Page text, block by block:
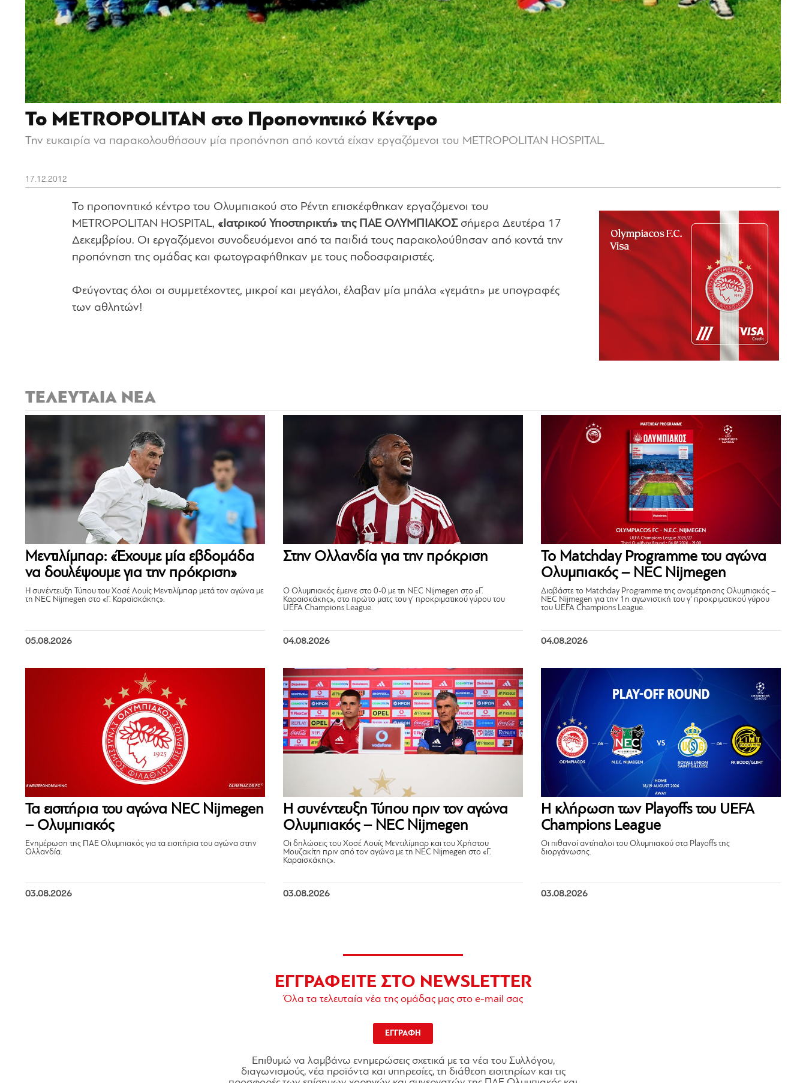
Το METROPOLITAN στο Προπονητικό Κέντρο
Την ευκαιρία να παρακολουθήσουν μία προπόνηση από κοντά είχαν εργαζόμενοι του ΜETROPOLITAN HOSPITAL.
17.12.2012
Το προπονητικό κέντρο του Ολυμπιακού στο Ρέντη επισκέφθηκαν εργαζόμενοι του
METROPOLITAN HOSPITAL, «Ιατρικού Υποστηρικτή» της ΠΑΕ ΟΛΥΜΠΙΑΚΟΣσήμερα Δευτέρα 17
Δεκεμβρίου. Οι εργαζόμενοι συνοδευόμενοι από τα παιδιά τους παρακολούθησαν από κοντά την
προπόνηση της ομάδας και φωτογραφήθηκαν με τους ποδοσφαιριστές.
Φεύγοντας όλοι οι συμμετέχοντες, μικροί και μεγάλοι, έλαβαν μία μπάλα «γεμάτη» με υπογραφές
των αθλητών!
ΤΕΛΕΥΤΑΙΑ ΝΕΑ
Μεντιλίμπαρ: «Έχουμε μία εβδομάδα
να δουλέψουμε για την πρόκριση»
Η συνέντευξη Τύπου του Χοσέ Λουίς Μεντιλίμπαρ μετά τον αγώνα με
τη NEC Nijmegen στο «Γ. Καραϊσκάκης».
05.08.2026
Στην Ολλανδία για την πρόκριση
Ο Ολυμπιακός έμεινε στο 0-0 με τη NEC Nijmegen στο «Γ.
Καραϊσκάκης», στο πρώτο ματς του γ’ προκριματικού γύρου του
UEFA Champions League.
04.08.2026
Το Matchday Programme του αγώνα
Ολυμπιακός – NEC Nijmegen
Διαβάστε το Matchday Programme της αναμέτρησης Ολυμπιακός –
NEC Nijmegen για την 1η αγωνιστική του γ’ προκριματικού γύρου
του UEFA Champions League.
04.08.2026
Τα εισιτήρια του αγώνα NEC Nijmegen
– Ολυμπιακός
Ενημέρωση της ΠΑΕ Ολυμπιακός για τα εισιτήρια του αγώνα στην
Ολλανδία.
03.08.2026
Η συνέντευξη Τύπου πριν τον αγώνα
Ολυμπιακός – NEC Nijmegen
Οι δηλώσεις του Χοσέ Λουίς Μεντιλίμπαρ και του Χρήστου
Μουζακίτη πριν από τον αγώνα με τη NEC Nijmegen στο «Γ.
Καραϊσκάκης».
03.08.2026
Η κλήρωση των Playoffs του UEFA
Champions League
Οι πιθανοί αντίπαλοι του Ολυμπιακού στα Playoffs της
διοργάνωσης.
03.08.2026
ΕΓΓΡΑΦΕΙΤΕ ΣΤΟ NEWSLETTER
Όλα τα τελευταία νέα της ομάδας μας στο e-mail σας
ΕΓΓΡΑΦΗ
Επιθυμώ να λαμβάνω ενημερώσεις σχετικά με τα νέα του Συλλόγου,
διαγωνισμούς, νέα προϊόντα και υπηρεσίες, τη διάθεση εισιτηρίων και τις